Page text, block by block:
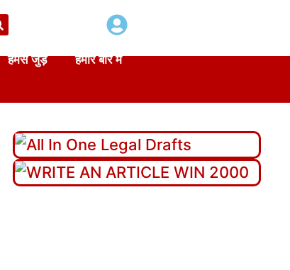
हमसे जुड़े हमारे बारे में